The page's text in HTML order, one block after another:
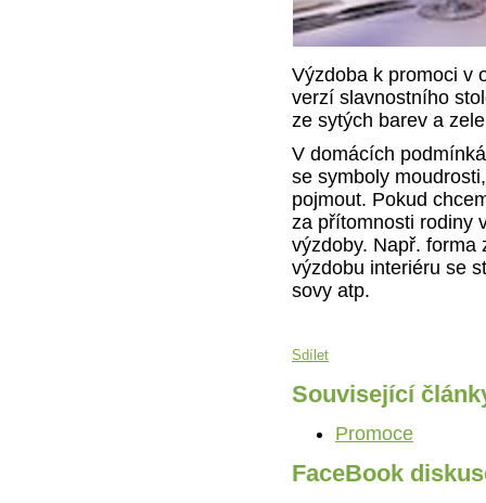
Výzdoba k promoci v
verzí slavnostního
ze sytých barev a
V domácích
se symboly
pojmout. Pokud
za přítomnosti rodiny
výzdoby. Např. forma
výzdobu interiéru se
sovy atp.
Sdílet
Související
Promoce
FaceBook